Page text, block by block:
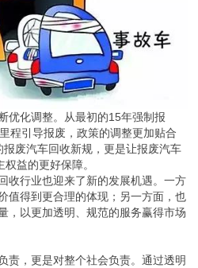
优化调整。从最初的15年强制报
程引导报废，政策的调整更加贴合
废汽车回收新规，更是让报废汽车
益的更好保障。
收行业也迎来了新的发展机遇。一方
值得到更合理的体现；另一方面，也
，以更加透明、规范的服务赢得市场
责，更是对整个社会负责。通过透明